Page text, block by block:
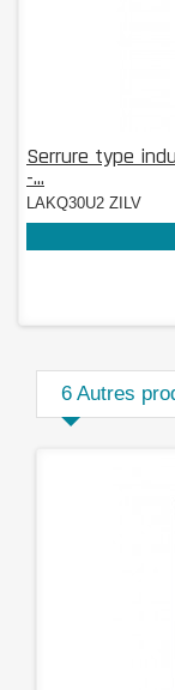
Serrure type
-...
LAKQ30U2 ZILV
6 Autres